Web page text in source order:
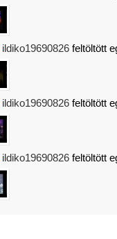
ildiko19690826 feltöltött
ildiko19690826 feltöltött
ildiko19690826 feltöltött